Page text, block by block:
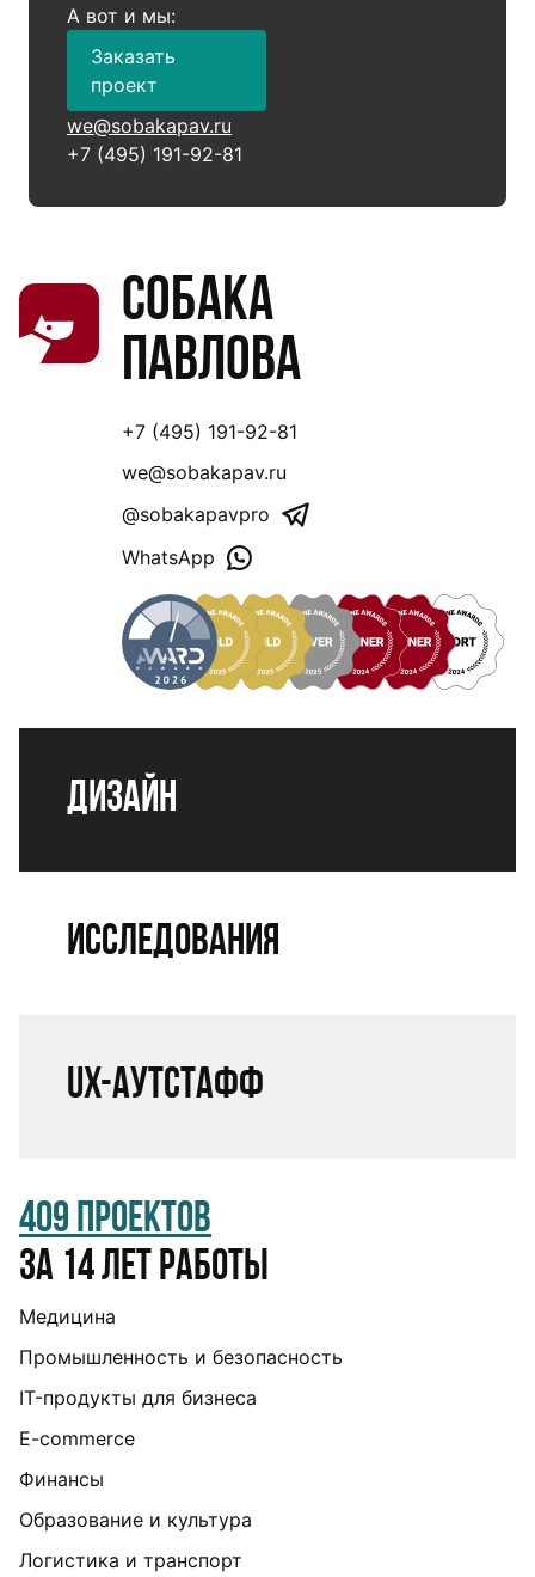
А вот и мы:
Заказать
проект
we@sobakapav.ru
+7 (495) 191-92-81
Собака
Павлова
+7 (495) 191-92-81
we@sobakapav.ru
@sobakapavpro
WhatsApp
Дизайн
Исследования
UX-аутстафф
409 проектов
за 14 лет работы
Медицина
Промышленность и безопасность
IT-продукты для бизнеса
E-commerce
Финансы
Образование и культура
Логистика и транспорт